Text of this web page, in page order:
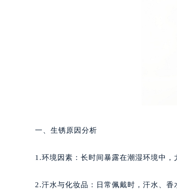
一、生锈原因分析
1.环境因素：长时间暴露在潮湿环境中
2.汗水与化妆品：日常佩戴时，汗水、